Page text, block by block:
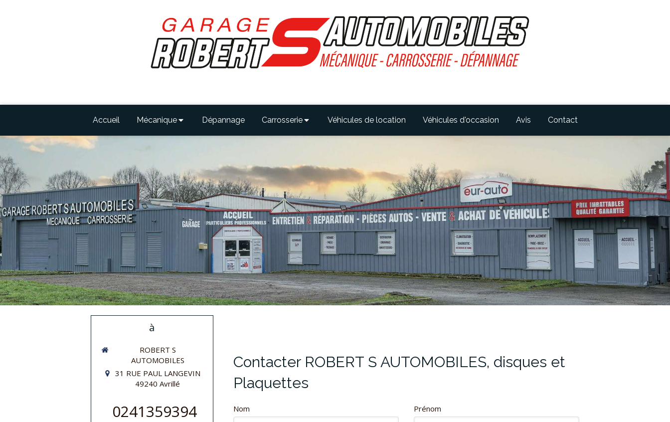
Accueil Mécanique Dépannage Carrosserie Véhicules de location Véhicules d'occasion Avis Contact
Contacter ROBERT S AUTOMOBILES, disques et
Plaquettes
Nom Prénom
à
ROBERT S
AUTOMOBILES
31 RUE PAUL LANGEVIN
49240 Avrillé
0241359394